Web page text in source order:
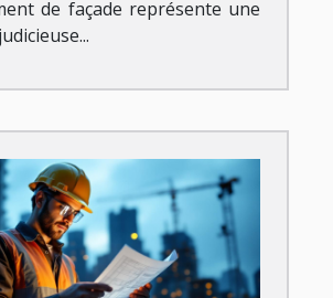
de façade représente une